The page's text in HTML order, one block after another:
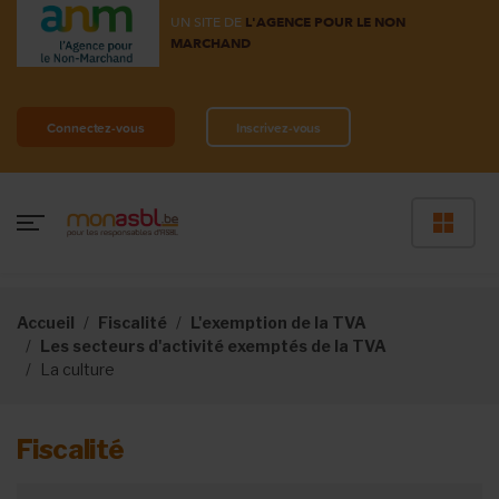
UN SITE DE L'AGENCE POUR LE NON
MARCHAND
Connectez-vous Inscrivez-vous
Accueil Fiscalité
L'exemption de la TVA
Les secteurs d'activité exemptés de la TVA
La culture
Fiscalité